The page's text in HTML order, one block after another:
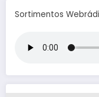
Sortimentos